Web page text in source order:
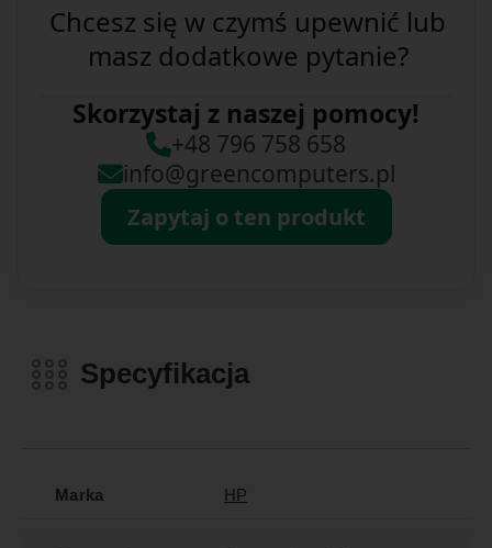
Chcesz się w czymś upewnić lub
masz dodatkowe pytanie?
Skorzystaj z naszej pomocy!
+48 796 758 658
info@greencomputers.pl
Zapytaj o ten produkt
Specyfikacja
Marka HP